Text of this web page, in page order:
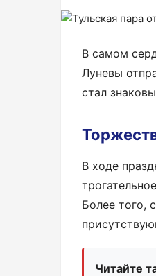
В самом
Луневы
стал
В ходе
Более того,
Читайте